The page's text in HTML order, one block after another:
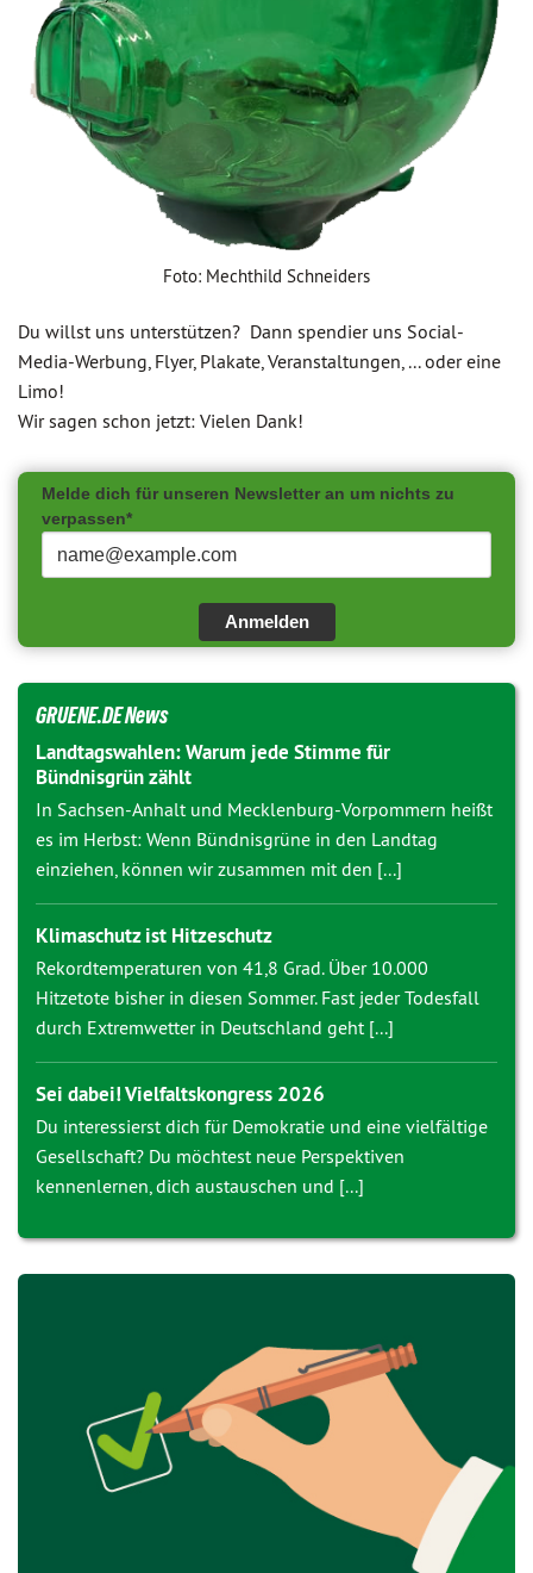
Foto: Mechthild Schneiders
Du willst uns unterstützen? Dann spendier uns Social-
Media-Werbung, Flyer, Plakate, Veranstaltungen, ... oder eine
Limo!
Wir sagen schon jetzt: Vielen Dank!
Melde dich für unseren Newsletter an um nichts zu
verpassen*
Anmelden
GRUENE.DE News
Landtagswahlen: Warum jede Stimme für
Bündnisgrün zählt
In Sachsen-Anhalt und Mecklenburg-Vorpommern heißt
es im Herbst: Wenn Bündnisgrüne in den Landtag
einziehen, können wir zusammen mit den [...]
Klimaschutz ist Hitzeschutz
Rekordtemperaturen von 41,8 Grad. Über 10.000
Hitzetote bisher in diesen Sommer. Fast jeder Todesfall
durch Extremwetter in Deutschland geht [...]
Sei dabei! Vielfaltskongress 2026
Du interessierst dich für Demokratie und eine vielfältige
Gesellschaft? Du möchtest neue Perspektiven
kennenlernen, dich austauschen und [...]